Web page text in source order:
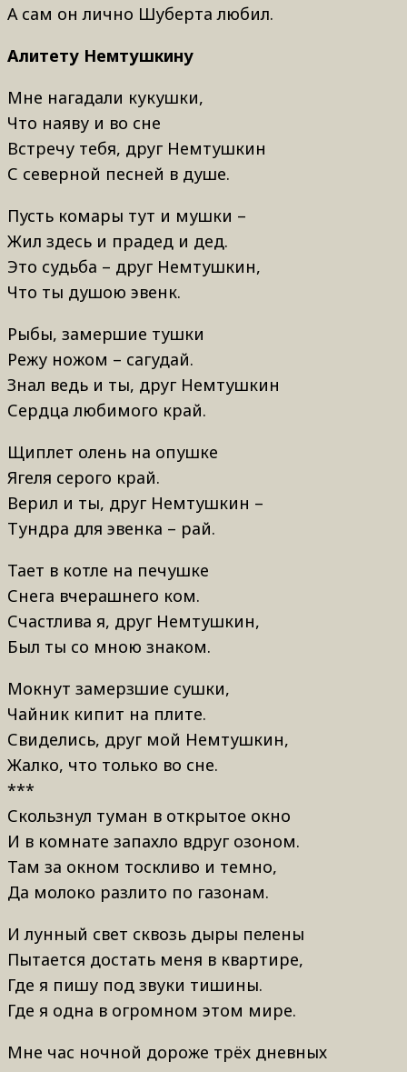
А сам он лично Шуберта любил.
Алитету Немтушкину
Мне нагадали кукушки,
Что наяву и во сне
Встречу тебя, друг Немтушкин
С северной песней в душе.
Пусть комары тут и мушки –
Жил здесь и прадед и дед.
Это судьба – друг Немтушкин,
Что ты душою эвенк.
Рыбы, замершие тушки
Режу ножом – сагудай.
Знал ведь и ты, друг Немтушкин
Сердца любимого край.
Щиплет олень на опушке
Ягеля серого край.
Верил и ты, друг Немтушкин –
Тундра для эвенка – рай.
Тает в котле на печушке
Снега вчерашнего ком.
Счастлива я, друг Немтушкин,
Был ты со мною знаком.
Мокнут замерзшие сушки,
Чайник кипит на плите.
Свиделись, друг мой Немтушкин,
Жалко, что только во сне.
***
Скользнул туман в открытое окно
И в комнате запахло вдруг озоном.
Там за окном тоскливо и темно,
Да молоко разлито по газонам.
И лунный свет сквозь дыры пелены
Пытается достать меня в квартире,
Где я пишу под звуки тишины.
Где я одна в огромном этом мире.
Мне час ночной дороже трёх дневных